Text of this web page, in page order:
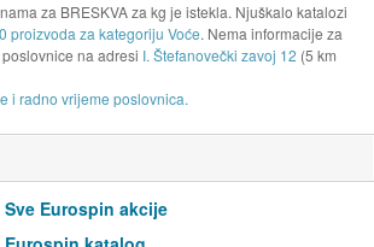
za BRESKVA za kg je istekla. Njuškalo katalozi
proizvoda za kategoriju Voće. Nema informacije za
poslovnice na adresi I. Štefanovečki zavoj 12 (5 km
i radno vrijeme poslovnica.
Sve Eurospin akcije